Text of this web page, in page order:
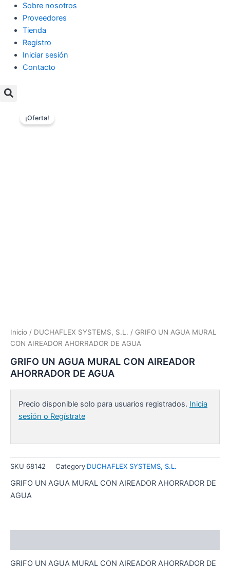
Sobre nosotros
Proveedores
Tienda
Registro
Iniciar sesión
Contacto
¡Oferta!
Inicio / DUCHAFLEX SYSTEMS, S.L. / GRIFO UN AGUA MURAL
CON AIREADOR AHORRADOR DE AGUA
GRIFO UN AGUA MURAL CON AIREADOR
AHORRADOR DE AGUA
Precio disponible solo para usuarios registrados. Inicia
sesión o Regístrate
SKU 68142 Category DUCHAFLEX SYSTEMS, S.L.
GRIFO UN AGUA MURAL CON AIREADOR AHORRADOR DE
AGUA
GRIFO UN AGUA MURAL CON AIREADOR AHORRADOR DE